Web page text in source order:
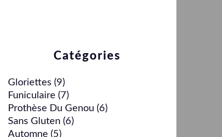
Catégories
Gloriettes (9)
Funiculaire (7)
Prothèse Du Genou (6)
Sans Gluten (6)
Automne (5)